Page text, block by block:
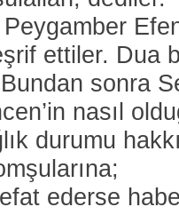
ettiler. Dua
sonra
nasıl
durumu
ederse